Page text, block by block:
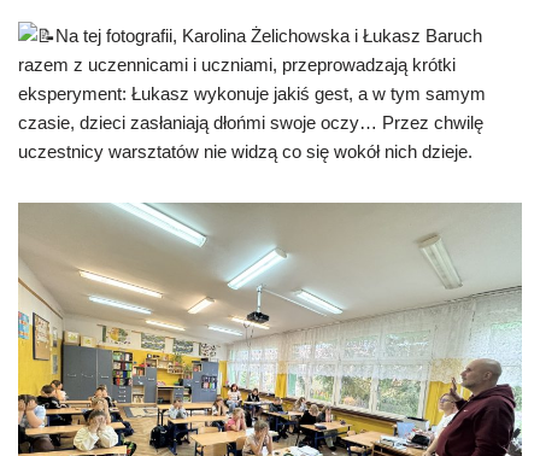
Na tej fotografii, Karolina Żelichowska i Łukasz Baruch
razem z uczennicami i uczniami, przeprowadzają krótki
eksperyment: Łukasz wykonuje jakiś gest, a w tym samym
czasie, dzieci zasłaniają dłońmi swoje oczy… Przez chwilę
uczestnicy warsztatów nie widzą co się wokół nich dzieje.